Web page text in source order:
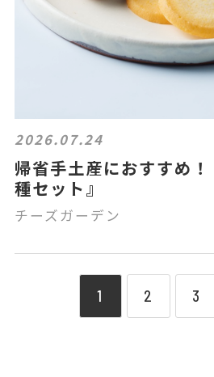
2026.07.24
帰省手土産におすすめ
種セット』
チーズガーデン
1 2 3